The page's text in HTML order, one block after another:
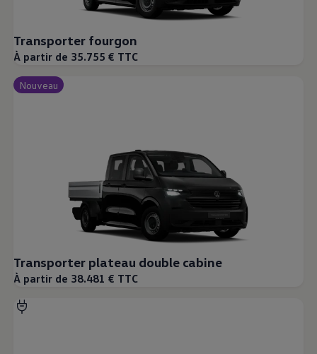
Transporter fourgon
À partir de 35.755 € TTC
Nouveau
Transporter plateau double cabine
À partir de 38.481 € TTC